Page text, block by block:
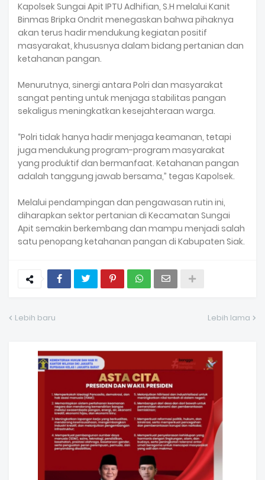
‎Kapolsek Sungai Apit IPTU Adhifian, S.H melalui Kanit
Binmas Bripka Ondrit menegaskan bahwa pihaknya
akan terus hadir mendukung kegiatan positif
masyarakat, khususnya dalam bidang pertanian dan
ketahanan pangan.
‎Menurutnya, sinergi antara Polri dan masyarakat
sangat penting untuk menjaga stabilitas pangan
sekaligus meningkatkan kesejahteraan warga.
‎“Polri tidak hanya hadir menjaga keamanan, tetapi
juga mendukung program-program masyarakat
yang produktif dan bermanfaat. Ketahanan pangan
adalah tanggung jawab bersama,” tegas Kapolsek.
‎Melalui pendampingan dan pengawasan rutin ini,
diharapkan sektor pertanian di Kecamatan Sungai
Apit semakin berkembang dan mampu menjadi salah
satu penopang ketahanan pangan di Kabupaten Siak.
Lebih baru Lebih lama